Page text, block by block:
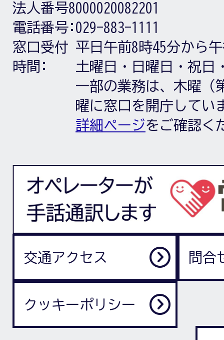
法人番号8000020082201
電話番号: 029-883-1111
窓口受付
時間:
平日午前8時45分から
土曜日・日曜日・祝日
一部の業務は、木曜（
曜に窓口を開庁してい
詳細ページをご確認く
交通アクセス 問合
クッキーポリシー